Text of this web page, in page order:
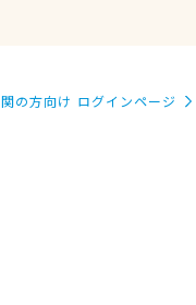
の方向け ログインページ